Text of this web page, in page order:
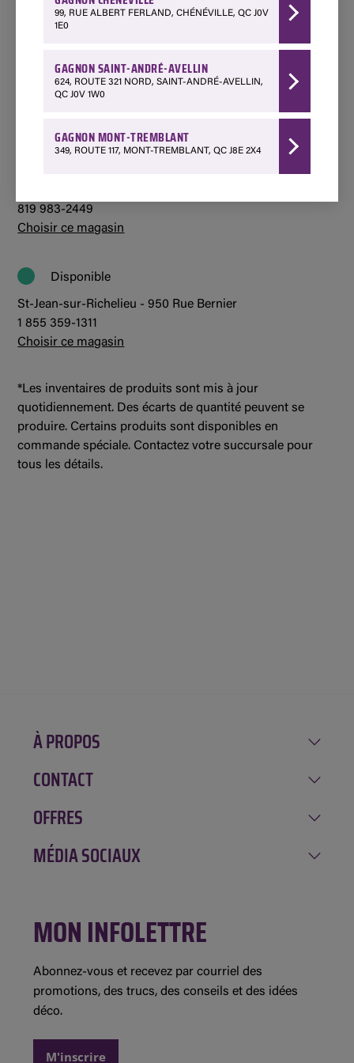
99, RUE ALBERT FERLAND, CHÉNÉVILLE, QC J0V
1E0
GAGNON SAINT-ANDRÉ-AVELLIN
624, ROUTE 321 NORD, SAINT-ANDRÉ-AVELLIN,
QC J0V 1W0
GAGNON MONT-TREMBLANT
349, ROUTE 117, MONT-TREMBLANT, QC J8E 2X4
Mont-Tremblant - 349 Québec 117
1 800 850-7662
819 983-2449
Choisir ce magasin
Disponible
St-Jean-sur-Richelieu - 950 Rue Bernier
1 855 359-1311
Choisir ce magasin
*Les inventaires de produits sont mis à jour
quotidiennement. Des écarts de quantité peuvent se
produire. Certains produits sont disponibles en
commande spéciale. Contactez votre succursale pour
tous les détails.
À PROPOS
Notre histoire
Location GAGNON
CONTACT
Amqui
Chénéville
Saint-Jean-sur-Richelieu
OFFRES
Rabais de la semaine
Détails des promotions
MÉDIA SOCIAUX
Instagram
MON INFOLETTRE
Abonnez-vous et recevez par courriel des
promotions, des trucs, des conseils et des idées
déco.
M'inscrire